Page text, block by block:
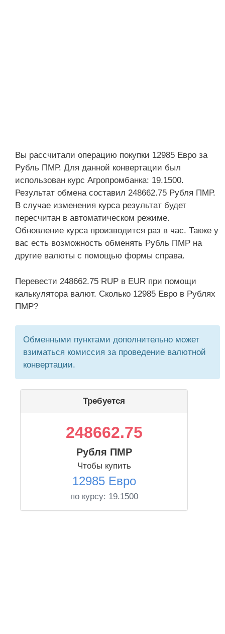
Вы рассчитали операцию покупки 12985 Евро за
Рубль ПМР. Для данной конвертации был
использован курс Агропромбанка: 19.1500.
Результат обмена составил 248662.75 Рубля ПМР.
В случае изменения курса результат будет
пересчитан в автоматическом режиме.
Обновление курса производится раз в час. Также у
вас есть возможность обменять Рубль ПМР на
другие валюты с помощью формы справа.
Перевести 248662.75 RUP в EUR при помощи
калькулятора валют. Сколько 12985 Евро в Рублях
ПМР?
Обменными пунктами дополнительно может
взиматься комиссия за проведение валютной
конвертации.
Требуется
248662.75
Рубля ПМР
Чтобы купить
12985 Евро
по курсу: 19.1500